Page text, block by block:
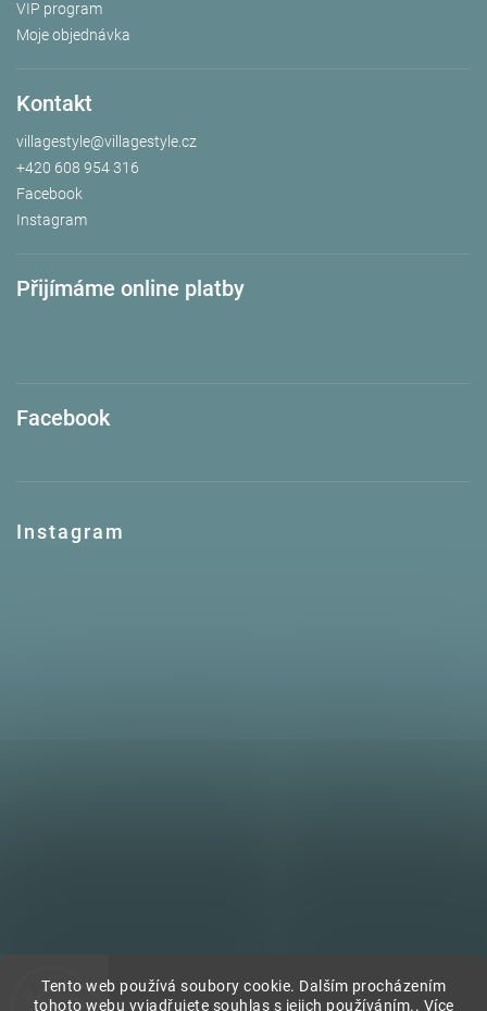
Tento web používá soubory cookie. Dalším procházením
tohoto webu vyjadřujete souhlas s jejich používáním.. Více
VIP program
Moje objednávka
Kontakt
villagestyle@villagestyle.cz
+420 608 954 316
Facebook
Instagram
Přijímáme online platby
Facebook
Instagram